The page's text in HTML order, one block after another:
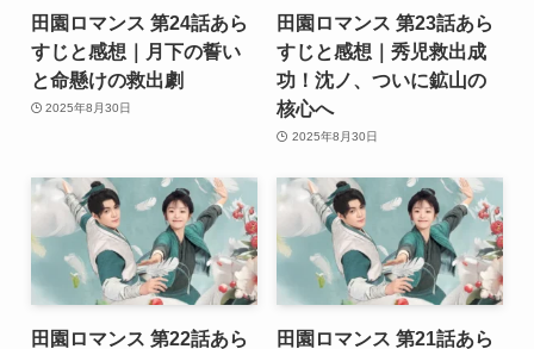
田園ロマンス 第24話あら
すじと感想｜月下の誓い
と命懸けの救出劇
2025年8月30日
田園ロマンス 第23話あら
すじと感想｜秀児救出成
功！沈ノ、ついに鉱山の
核心へ
2025年8月30日
田園ロマンス 第22話あら 田園ロマンス 第21話あら